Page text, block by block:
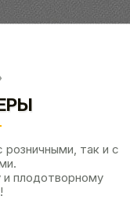
так и с
плодотворному